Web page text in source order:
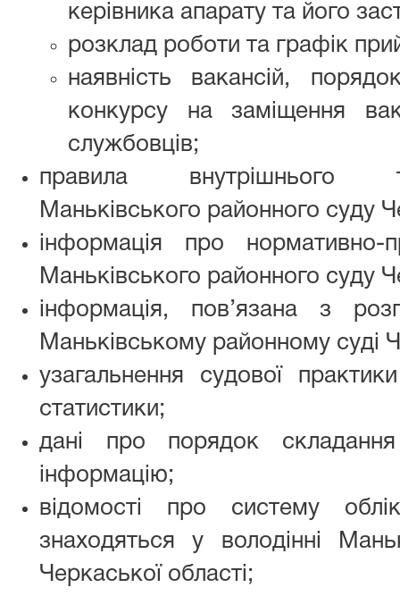
керівника апарату та його
розклад роботи та графік
наявність вакансій,
конкурсу на заміщення
службовців;
правила внутрішнього
Маньківського районного суду
інформація про нормативно-
Маньківського районного суду
інформація, пов’язана з
Маньківському районному суді
узагальнення судової
статистики;
дані про порядок
інформацію;
відомості про систему
знаходяться у володінні
Черкаської області;